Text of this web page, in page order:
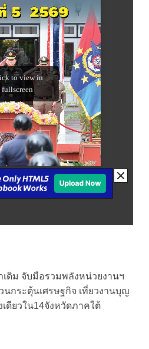
ดิม จับมือรวมพลังหน่วยงานฯ
กระตุ้นเศรษฐกิจ เที่ยวงานบุญ
ดียวใน14จังหวัดภาคใต้